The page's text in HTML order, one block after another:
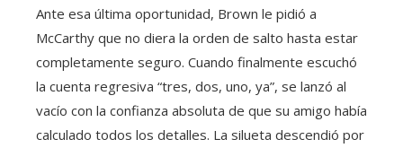
Ante esa última oportunidad, Brown le pidió a
McCarthy que no diera la orden de salto hasta estar
completamente seguro. Cuando finalmente escuchó
la cuenta regresiva “tres, dos, uno, ya”, se lanzó al
vacío con la confianza absoluta de que su amigo había
calculado todos los detalles. La silueta descendió por